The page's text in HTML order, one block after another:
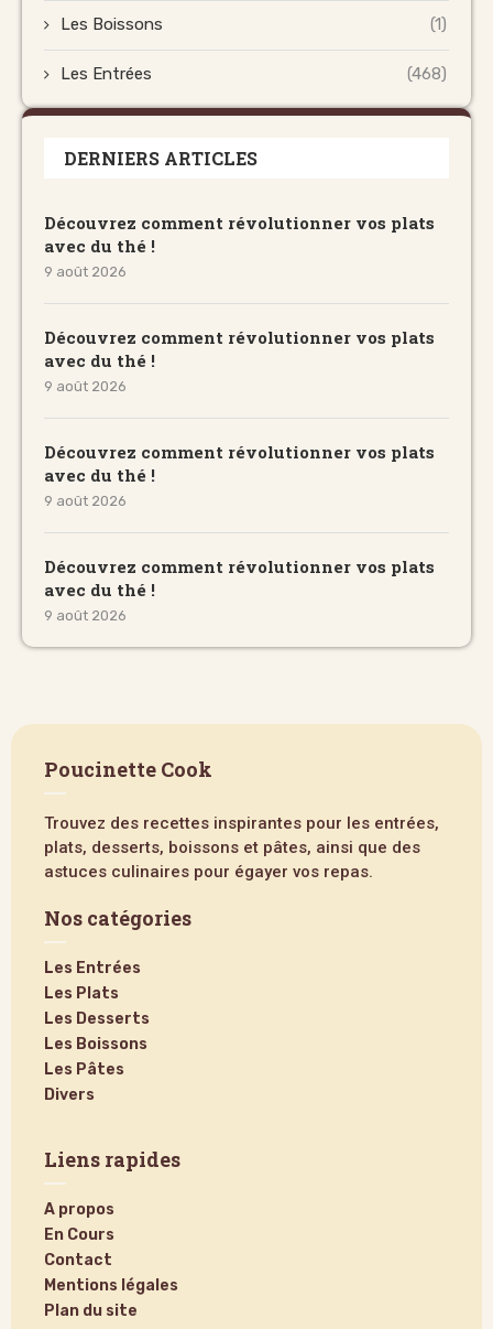
Les Boissons (1)
Les Entrées (468)
DERNIERS ARTICLES
Découvrez comment révolutionner vos plats
avec du thé !
9 août 2026
Découvrez comment révolutionner vos plats
avec du thé !
9 août 2026
Découvrez comment révolutionner vos plats
avec du thé !
9 août 2026
Découvrez comment révolutionner vos plats
avec du thé !
9 août 2026
Poucinette Cook
Trouvez des recettes inspirantes pour les entrées,
plats, desserts, boissons et pâtes, ainsi que des
astuces culinaires pour égayer vos repas.
Nos catégories
Les Entrées
Les Plats
Les Desserts
Les Boissons
Les Pâtes
Divers
Liens rapides
A propos
En Cours
Contact
Mentions légales
Plan du site